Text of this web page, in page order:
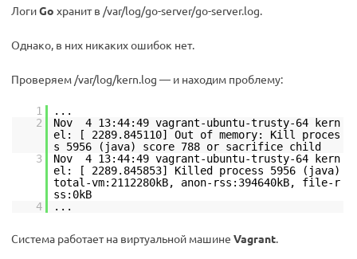
ЛогиGo хранит в /var/log/go-server/go-server.log.
Однако, в них никаких ошибок нет.
Проверяем /var/log/kern.log — и находим проблему:
1
...
2
Nov 4 13:44:49 vagrant-ubuntu-trusty-64 kern
el: [ 2289.845110] Out of memory: Kill proces
s 5956 (java) score 788 or sacrifice child
3
Nov 4 13:44:49 vagrant-ubuntu-trusty-64 kern
el: [ 2289.845853] Killed process 5956 (java)
total-vm:2112280kB, anon-rss:394640kB, file-r
ss:0kB
4
...
Система работает на виртуальной машине Vagrant.